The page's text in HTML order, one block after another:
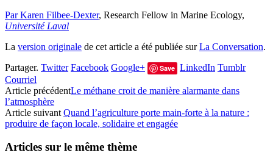
Par Karen Filbee-Dexter, Research Fellow in Marine Ecology,
Université Laval
La version originale de cet article a été publiée surLa Conversation.
Partager. Twitter Facebook Google+ Save LinkedIn Tumblr
Courriel
Article précédentLe méthane croit de manière alarmante dans
l’atmosphère
Article suivant Quand l’agriculture porte main-forte à la nature :
produire de façon locale, solidaire et engagée
Articles sur le même thème